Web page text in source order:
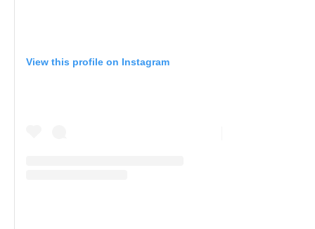
View this profile on Instagram